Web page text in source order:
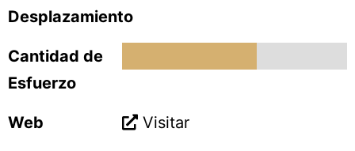
Web Visitar
Desplazamiento
Cantidad de
Esfuerzo